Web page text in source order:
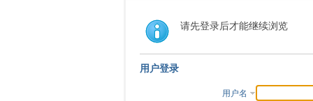
请先登录后才能继续浏览
用户登录
用户名